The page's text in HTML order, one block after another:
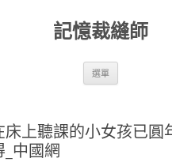
記憶裁縫師
選單
床上聽課的小女孩已圓
中國網